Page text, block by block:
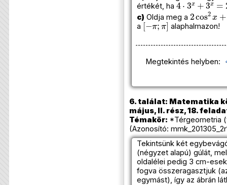
értékét, ha
c) Oldja meg a
2 cos2 x+
a
[−π;π]
alaphalmazon!
Megtekintés helyben:
6. találat: Matematika
május, II. rész, 18.
Témakör: *Térgeometria
(Azonosító:
Tekintsünk két
(négyzet alapú) gúlát,
oldalélei pedig 3 cm-
fogva összeragasztjuk
egymást), így az ábrán